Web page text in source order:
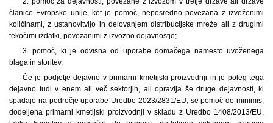
članice Evropske unije, kot je pomoč, neposredno povezana z izvoženimi
količinami, z ustanovitvijo in delovanjem distribucijske mreže ali z drugimi
tekočimi izdatki, povezanimi z izvozno dejavnostjo;
3. pomoč, ki je odvisna od uporabe domačega namesto uvoženega
blaga in storitev.
Če je podjetje dejavno v primarni kmetijski proizvodnji in je poleg tega
dejavno tudi v enem ali več sektorjih, ali opravlja še druge dejavnosti, ki
spadajo na področje uporabe Uredbe 2023/2831/EU, se pomoč de minimis,
dodeljena primarni kmetijski proizvodnji v skladu z Uredbo 1408/2013/EU,